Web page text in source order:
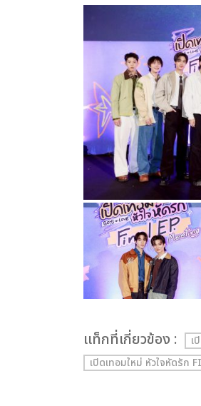
เเท็กที่เกี่ยวข้อง :
เ
เปิดเทอมใหม่ หัวใจหัดรัก